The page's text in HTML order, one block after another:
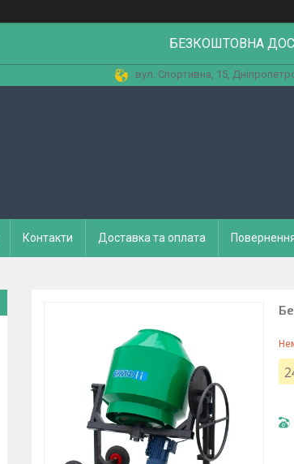
БЕЗКОШТОВНА
вул. Спортивна, 15,
Контакти Доставка та оплата